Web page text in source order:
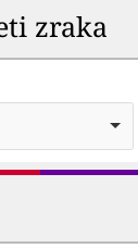
zraka